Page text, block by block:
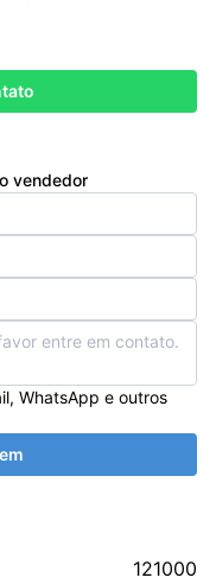
vendedor
WhatsApp e outros
121000